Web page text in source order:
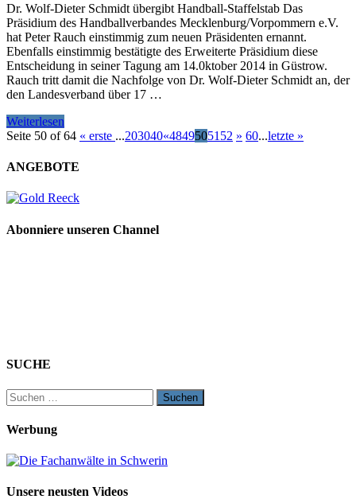
Dr. Wolf-Dieter Schmidt übergibt Handball-Staffelstab Das
Präsidium des Handballverbandes Mecklenburg/Vorpommern e.V.
hat Peter Rauch einstimmig zum neuen Präsidenten ernannt.
Ebenfalls einstimmig bestätigte des Erweiterte Präsidium diese
Entscheidung in seiner Tagung am 14.0ktober 2014 in Güstrow.
Rauch tritt damit die Nachfolge von Dr. Wolf-Dieter Schmidt an, der
den Landesverband über 17 …
Weiterlesen
Seite 50 of 64 « erste ...203040«48495051 52 » 60...letzte »
ANGEBOTE
Abonniere unseren Channel
SUCHE
Suchen
nach:
Werbung
Unsere neusten Videos